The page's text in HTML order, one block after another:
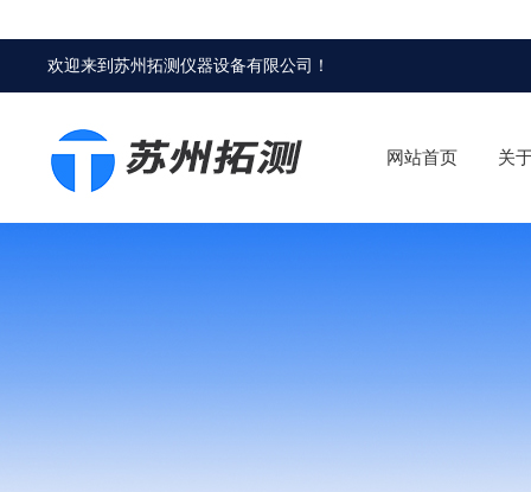
欢迎来到苏州拓测仪器设备有限公司 ！
网站首页 关